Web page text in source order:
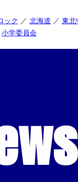
ック 北海道 東北
小学委員会